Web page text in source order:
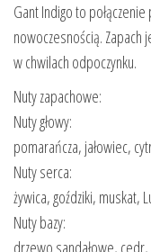
Gant Indigo to
nowoczesnością. Zapach
w chwilach odpoczynku.
Nuty zapachowe:
Nuty głowy:
pomarańcza, jałowiec,
Nuty serca:
żywica, goździki, muskat,
Nuty bazy:
drzewo sandałowe,